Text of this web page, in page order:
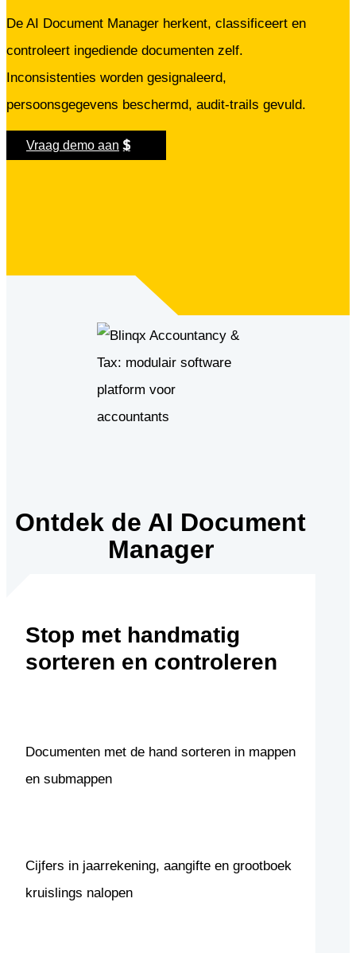
De AI Document Manager herkent, classificeert en
controleert ingediende documenten zelf.
Inconsistenties worden gesignaleerd,
persoonsgegevens beschermd, audit-trails gevuld.
Vraag demo aan
Ontdek de AI Document
Manager
Stop met handmatig
sorteren en controleren
Documenten met de hand sorteren in mappen
en submappen
Cijfers in jaarrekening, aangifte en grootboek
kruislings nalopen